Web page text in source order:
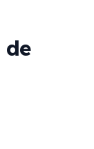
de